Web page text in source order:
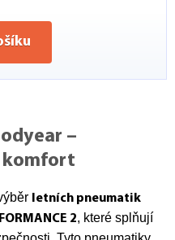
–
komfort
letních pneumatik
2, které splňují